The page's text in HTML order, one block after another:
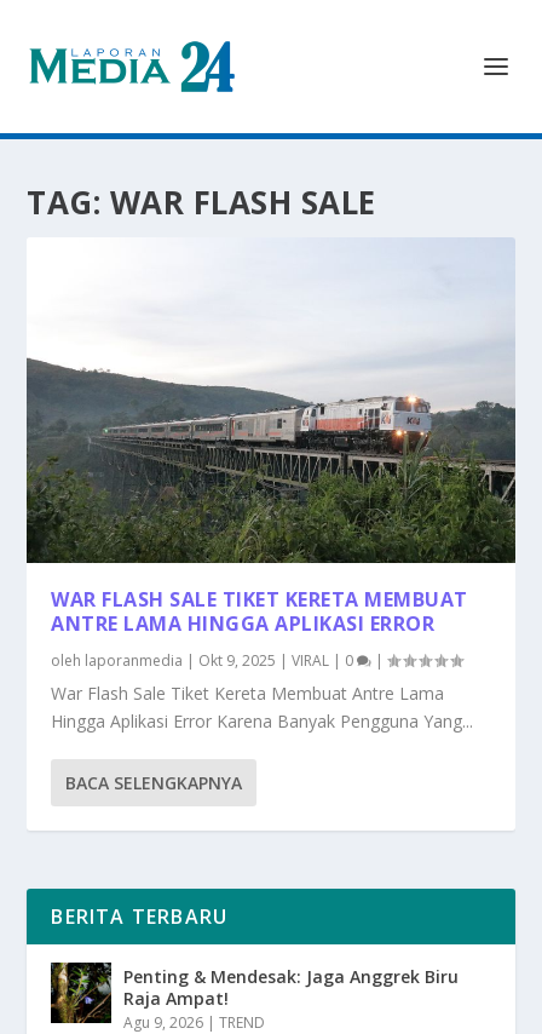
TAG: WAR FLASH SALE
WAR FLASH SALE TIKET KERETA MEMBUAT
ANTRE LAMA HINGGA APLIKASI ERROR
oleh laporanmedia | Okt 9, 2025 |VIRAL | 0 |
War Flash Sale Tiket Kereta Membuat Antre Lama
Hingga Aplikasi Error Karena Banyak Pengguna Yang...
BACA SELENGKAPNYA
BERITA TERBARU
Penting & Mendesak: Jaga Anggrek Biru
Raja Ampat!
Agu 9, 2026 |TREND